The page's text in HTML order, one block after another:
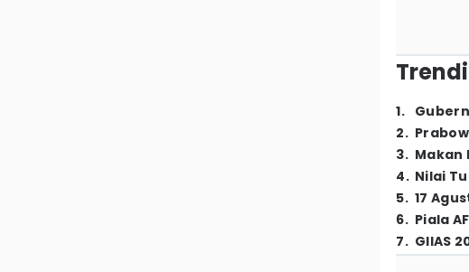
1.
2.
3. Makan
4. Nilai
5. 17
6. Piala
7. GIIAS